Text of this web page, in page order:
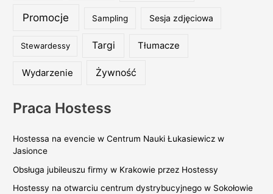
Promocje Sampling Sesja zdjęciowa
Stewardessy Targi Tłumacze
Wydarzenie Żywność
Praca Hostess
Hostessa na evencie w Centrum Nauki Łukasiewicz w
Jasionce
Obsługa jubileuszu firmy w Krakowie przez Hostessy
Hostessy na otwarciu centrum dystrybucyjnego w Sokołowie